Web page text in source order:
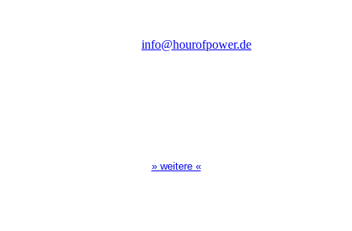
info@hourofpower.de
» weitere «